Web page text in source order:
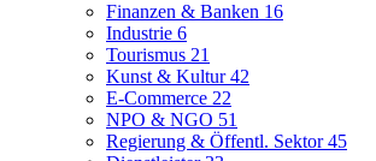
Finanzen & Banken 16
Industrie 6
Tourismus 21
Kunst & Kultur42
E-Commerce 22
NPO & NGO 51
Regierung & Öffentl. Sektor45